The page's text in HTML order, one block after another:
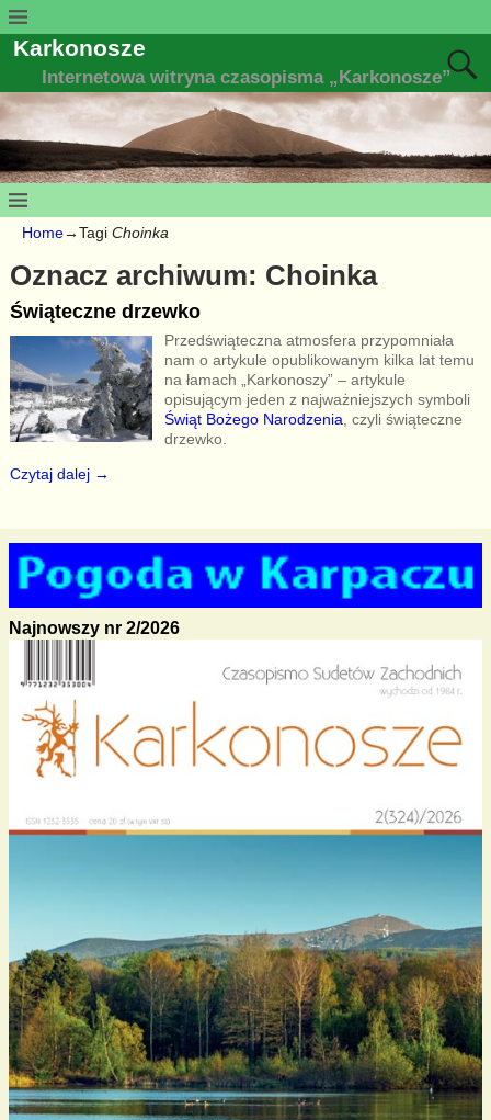
Karkonosze
Internetowa witryna czasopisma „Karkonosze”
Home→Tagi Choinka
Oznacz archiwum: Choinka
Świąteczne drzewko
Przedświąteczna atmosfera przypomniała
nam o artykule opublikowanym kilka lat temu
na łamach „Karkonoszy” – artykule
opisującym jeden z najważniejszych symboli
Świąt Bożego Narodzenia, czyli świąteczne
drzewko.
Czytaj dalej →
Najnowszy nr 2/2026